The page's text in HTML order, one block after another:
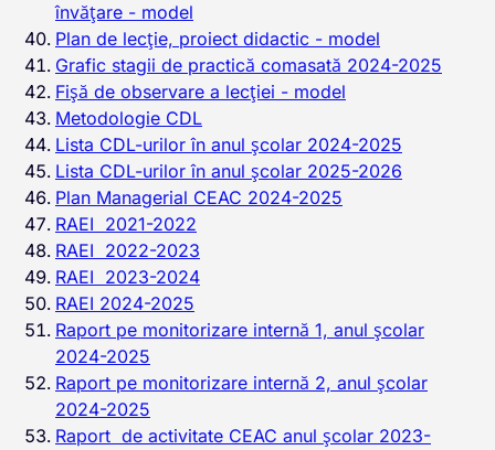
învățare - model
Plan de lecție, proiect didactic - model
Grafic stagii de practică comasată 2024-2025
Fișă de observare a lecției - model
Metodologie CDL
Lista CDL-urilor în anul școlar 2024-2025
Lista CDL-urilor în anul școlar 2025-2026
Plan Managerial CEAC 2024-2025
RAEI 2021-2022
RAEI 2022-2023
RAEI 2023-2024
RAEI 2024-2025
Raport pe monitorizare internă 1, anul școlar
2024-2025
Raport pe monitorizare internă 2, anul școlar
2024-2025
Raport de activitate CEAC anul școlar 2023-